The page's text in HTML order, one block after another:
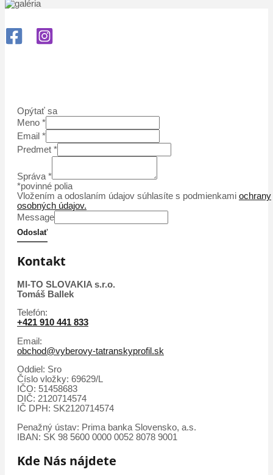
Opýtať sa
Meno *
Email *
Predmet *
Správa*
*povinné polia
Vložením a odoslaním údajov súhlasíte s podmienkami ochrany
osobných údajov.
Message
Odoslať
Kontakt
MI-TO SLOVAKIA s.r.o.
Tomáš Ballek
Telefón:
+421 910 441 833
Email:
obchod@vyberovy-tatranskyprofil.sk
Oddiel: Sro
Číslo vložky: 69629/L
IČO: 51458683
DIČ: 2120714574
IČ DPH: SK2120714574
Penažný ústav: Prima banka Slovensko, a.s.
IBAN: SK 98 5600 0000 0052 8078 9001
Kde Nás nájdete